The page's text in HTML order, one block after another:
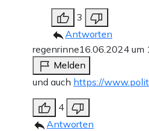
3
Antworten
regenrinne16.06.2024 um
Melden
und auch https://
4
Antworten